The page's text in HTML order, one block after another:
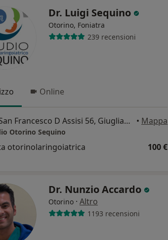
Dr. Luigi Sequino
Otorino, Foniatra
239 recensioni
Online
Via San Francesco D Assisi 56, Giugliano in Campania • Mappa
Otorino Sequino
otorinolaringoiatrica 100 €
Dr. Nunzio Accardo
Otorino · Altro
1193 recensioni